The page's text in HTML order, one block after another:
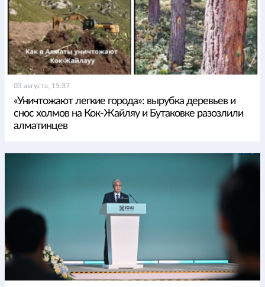
03 августа, 15:37
«Уничтожают легкие города»: вырубка деревьев и
снос холмов на Кок-Жайляу и Бутаковке разозлили
алматинцев